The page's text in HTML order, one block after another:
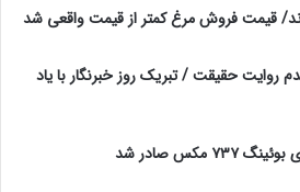
قیمت فروش مرغ کمتر از قیمت واقعی شد
روایت حقیقت / تبریک روز خبرنگار با یاد
مکس صادر شد